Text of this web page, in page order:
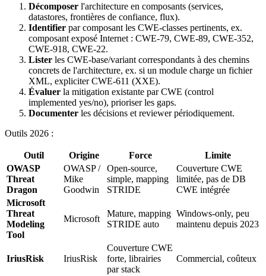
Décomposer l'architecture en composants (services,
datastores, frontières de confiance, flux).
Identifier par composant les CWE-classes pertinents, ex.
composant exposé Internet : CWE-79, CWE-89, CWE-352,
CWE-918, CWE-22.
Lister les CWE-base/variant correspondants à des chemins
concrets de l'architecture, ex. si un module charge un fichier
XML, expliciter CWE-611 (XXE).
Évaluer la mitigation existante par CWE (control
implemented yes/no), prioriser les gaps.
Documenter les décisions et reviewer périodiquement.
Outils 2026 :
Outil Origine Force
Limite
OWASP
Threat
Dragon
OWASP /
Mike
Goodwin
Open-source,
simple, mapping
STRIDE
Couverture CWE
limitée, pas de DB
CWE intégrée
Microsoft
Threat
Modeling
Tool
Microsoft
Mature, mapping
STRIDE auto
Windows-only, peu
maintenu depuis 2023
IriusRisk IriusRisk
Couverture CWE
forte, librairies
par stack
Commercial, coûteux